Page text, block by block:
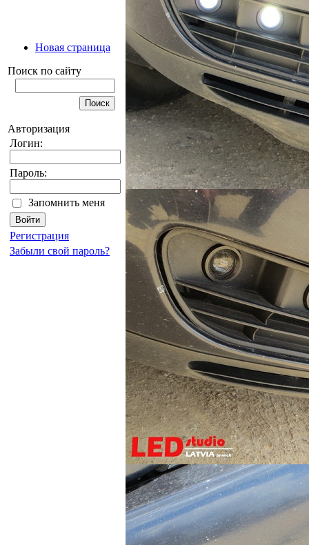
Новая страница
Поиск по сайту
Авторизация
Логин:
Пароль:
Запомнить меня
Регистрация
Забыли свой пароль?